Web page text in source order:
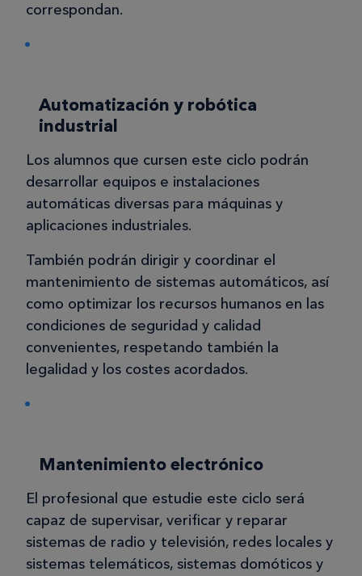
correspondan.
Automatización y robótica
industrial
Los alumnos que cursen este ciclo podrán
desarrollar equipos e instalaciones
automáticas diversas para máquinas y
aplicaciones industriales.
También podrán dirigir y coordinar el
mantenimiento de sistemas automáticos, así
como optimizar los recursos humanos en las
condiciones de seguridad y calidad
convenientes, respetando también la
legalidad y los costes acordados.
Mantenimiento electrónico
El profesional que estudie este ciclo será
capaz de supervisar, verificar y reparar
sistemas de radio y televisión, redes locales y
sistemas telemáticos, sistemas domóticos y